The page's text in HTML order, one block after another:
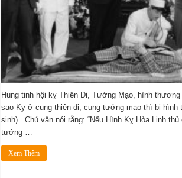
Hung tinh hội kỵ Thiên Di, Tướng Mạo, hình thương
sao Kỵ ở cung thiên di, cung tướng mạo thì bị hình
sinh) Chú văn nói rằng: “Nếu Hình Kỵ Hỏa Linh
tướng …
Xem Thêm